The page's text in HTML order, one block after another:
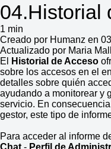
04.Historial
1 min
Creado por Humanz en
Actualizado por Maria
El
Historial de Acceso
sobre los accesos en el
detalles sobre quién
ayudando a monitorear y
servicio. En
gestor, este tipo de
Para acceder al informe
Chat - Perfil de